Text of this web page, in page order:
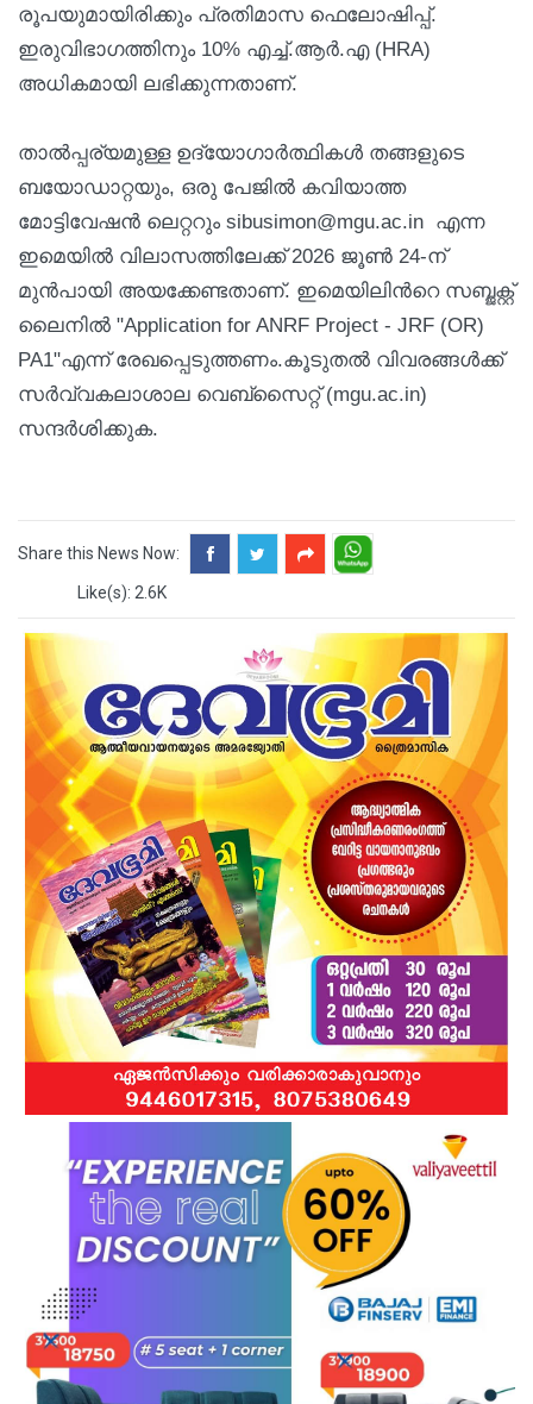
രൂപയുമായിരിക്കും പ്രതിമാസ ഫെലോഷിപ്പ്.
ഇരുവിഭാഗത്തിനും 10% എച്ച്.ആര്‍.എ (HRA)
അധികമായി ലഭിക്കുന്നതാണ്.
താല്‍പ്പര്യമുള്ള ഉദ്യോഗാര്‍ത്ഥികള്‍ തങ്ങളുടെ
ബയോഡാറ്റയും, ഒരു പേജില്‍ കവിയാത്ത
മോട്ടിവേഷന്‍ ലെറ്ററും sibusimon@mgu.ac.in എന്ന
ഇമെയില്‍ വിലാസത്തിലേക്ക് 2026 ജൂണ്‍ 24-ന്
മുന്‍പായി അയക്കേണ്ടതാണ്. ഇമെയിലിന്‍റെ സബ്ജക്റ്റ്
ലൈനില്‍ "Application for ANRF Project - JRF (OR)
PA1"എന്ന് രേഖപ്പെടുത്തണം.കൂടുതല്‍ വിവരങ്ങള്‍ക്ക്
സര്‍വ്വകലാശാല വെബ്സൈറ്റ് (mgu.ac.in)
സന്ദര്‍ശിക്കുക.
Share this News Now:
Like(s): 2.6K